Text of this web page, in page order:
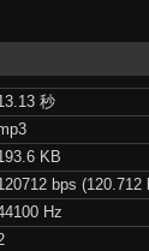
秒
KB
bps (120.712
Hz